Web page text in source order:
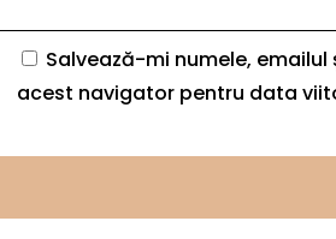
Salvează-mi numele,
acest navigator pentru data